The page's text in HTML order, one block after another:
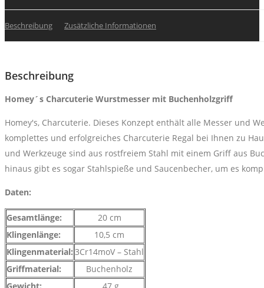
Beschreibung Zusätzliche Informationen
Beschreibung
Homey´s Charcuterie Wurstmesser mit Buchenholzgriff
Homey's, Charcuterie. Dieses Konzept enthält alle Messer und
komplettes und erfolgreiches Charcuterie Regal bei Ihnen zu
und Werkzeuge sind aus rostfreiem Stahl mit einem Griff aus
hinaus gibt es sogar Stahlspieße und Saucenbecher, um es
Daten:
Gesamtlänge:
20 cm
Klingenlänge:
10,5 cm
Klingenmaterial: 3Cr14moV – Stahl
Griffmaterial:
Buchenholz